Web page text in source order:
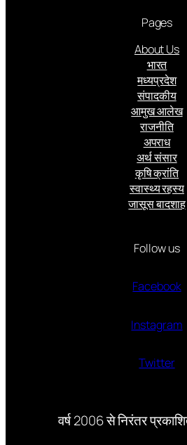
Pages
About Us
भारत
मध्यप्रदेश
संपादकीय
आमुख आलेख
राजनीति
अपराध
अर्थ संसार
कृषि क्रांति
स्वास्थ्य रहस्य
जासूस बादशाह
Follow us
Facebook
Instagram
Twitter
वर्ष 2006 से निरंतर